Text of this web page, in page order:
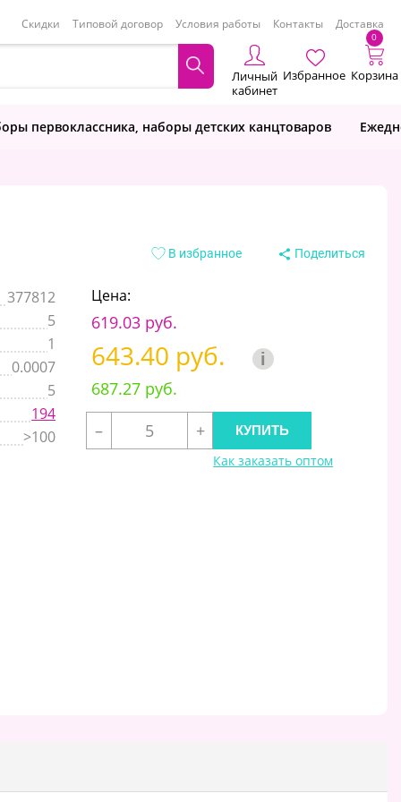
Скидки Типовой договор Условия работы Контакты Доставка
Личный
кабинет
Избранное
0
Корзина
первоклассника, наборы детских канцтоваров
В избранное Поделиться
377812
5
1
0.0007
5
194
>100
Цена:
619.03 руб.
643.40 руб. i
687.27 руб.
–
+
Как заказать оптом